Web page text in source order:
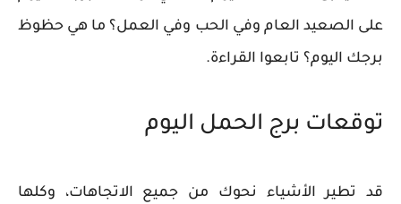
على الصعيد العام وفي الحب وفي العمل؟ ما هي حظوظ
برجك اليوم؟ تابعوا القراءة.
توقعات برج الحمل اليوم
قد تطير الأشياء نحوك من جميع الاتجاهات، وكلها